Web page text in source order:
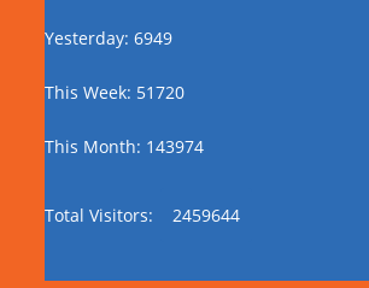
Yesterday: 6949
This Week: 51720
This Month: 143974
Total Visitors: 2459644